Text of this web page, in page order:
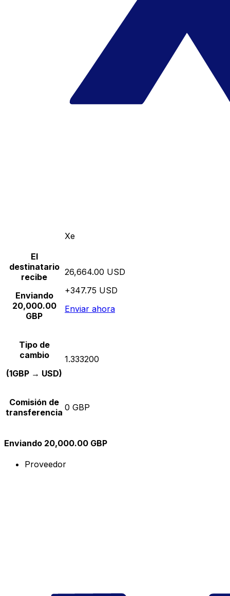
Xe
El
destinatario
recibe
Enviando
20,000.00
GBP
26,664.00 USD
+347.75 USD
Enviar ahora
Tipo de
cambio
(1GBP → USD)
1.333200
Comisión de
transferencia 0 GBP
Enviando 20,000.00 GBP
Proveedor